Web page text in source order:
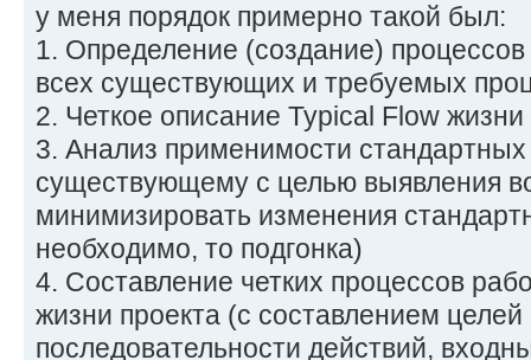
у меня порядок примерно такой был:
1. Определение (создание)
всех существующих и требуемых
2. Четкое описание Typical Flow жизни
3. Анализ применимости
существующему с целью выявления
минимизировать изменения
необходимо, то подгонка)
4. Составление четких процессов
жизни проекта (с составлением
последовательности действий,